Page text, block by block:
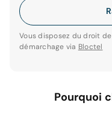
Vous disposez du droit
démarchage via Bloctel
Pourquoi